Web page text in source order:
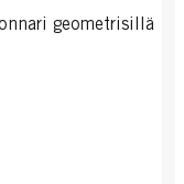
geometrisillä